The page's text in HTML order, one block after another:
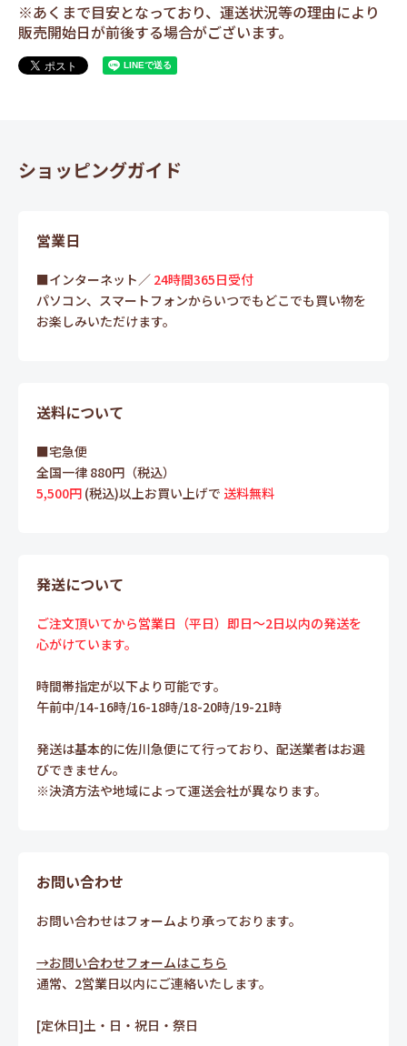
※あくまで目安となっており、運送状況等の理由により
販売開始日が前後する場合がございます。
ショッピングガイド
営業日
■インターネット／ 24時間365日受付
パソコン、スマートフォンからいつでもどこでも買い物を
お楽しみいただけます。
送料について
■宅急便
全国一律 880円（税込）
5,500円 (税込)以上お買い上げで 送料無料
発送について
ご注文頂いてから営業日（平日）即日～2日以内の発送を
心がけています。
時間帯指定が以下より可能です。
午前中/14-16時/16-18時/18-20時/19-21時
発送は基本的に佐川急便にて行っており、配送業者はお選
びできません。
※決済方法や地域によって運送会社が異なります。
お問い合わせ
お問い合わせはフォームより承っております。
→お問い合わせフォームはこちら
通常、2営業日以内にご連絡いたします。
[定休日]土・日・祝日・祭日